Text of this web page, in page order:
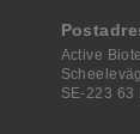
Active
SE-223 63